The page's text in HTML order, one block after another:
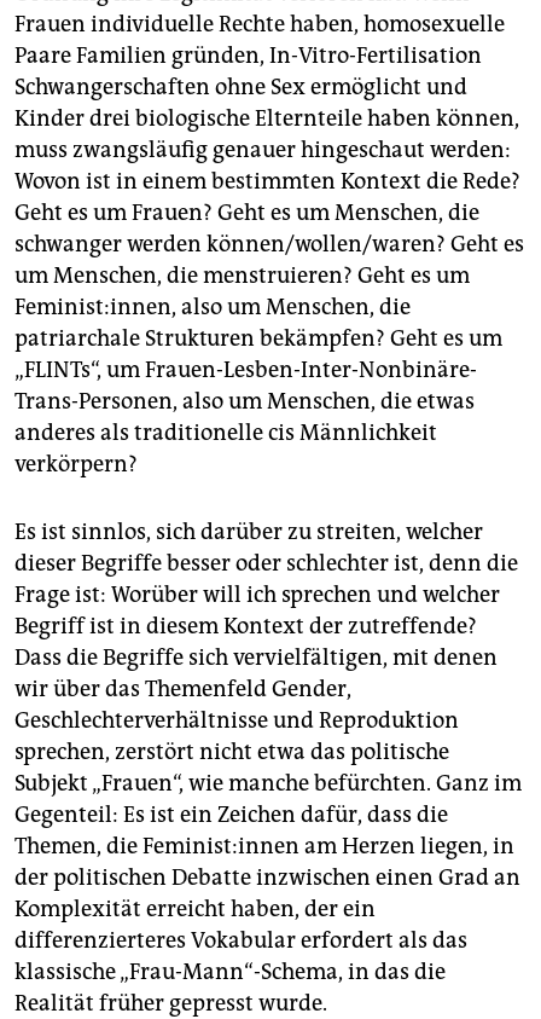
Frauen individuelle Rechte haben, homosexuelle
Paare Familien gründen, In-Vitro-Fertilisation
Schwangerschaften ohne Sex ermöglicht und
Kinder drei biologische Elternteile haben können,
muss zwangsläufig genauer hingeschaut werden:
Wovon ist in einem bestimmten Kontext die Rede?
Geht es um Frauen? Geht es um Menschen, die
schwanger werden können/wollen/waren? Geht es
um Menschen, die menstruieren? Geht es um
Feminist:innen, also um Menschen, die
patriarchale Strukturen bekämpfen? Geht es um
„FLINTs“, um Frauen-Lesben-Inter-Nonbinäre-
Trans-Personen, also um Menschen, die etwas
anderes als traditionelle cis Männlichkeit
verkörpern?
Es ist sinnlos, sich darüber zu streiten, welcher
dieser Begriffe besser oder schlechter ist, denn die
Frage ist: Worüber will ich sprechen und welcher
Begriff ist in diesem Kontext der zutreffende?
Dass die Begriffe sich vervielfältigen, mit denen
wir über das Themenfeld Gender,
Geschlechterverhältnisse und Reproduktion
sprechen, zerstört nicht etwa das politische
Subjekt „Frauen“, wie manche befürchten. Ganz im
Gegenteil: Es ist ein Zeichen dafür, dass die
Themen, die Fe­mi­nis­t:in­nen am Herzen liegen, in
der politischen Debatte inzwischen einen Grad an
Komplexität erreicht haben, der ein
differenzierteres Vokabular erfordert als das
klassische „Frau-Mann“-Schema, in das die
Realität früher gepresst wurde.